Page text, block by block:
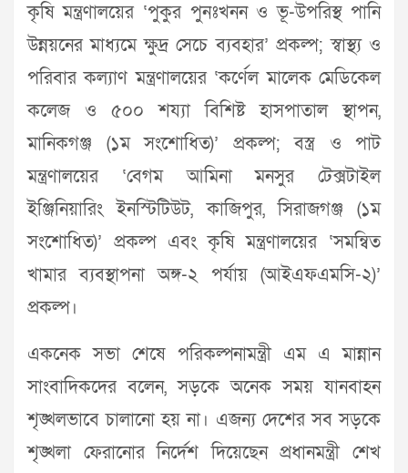
কৃষি মন্ত্রণালয়ের ‘পুকুর পুনঃখনন ও ভূ-উপরিস্থ পানি
উন্নয়নের মাধ্যমে ক্ষুদ্র সেচে ব্যবহার’ প্রকল্প; স্বাস্থ্য ও
পরিবার কল্যাণ মন্ত্রণালয়ের ‘কর্ণেল মালেক মেডিকেল
কলেজ ও ৫০০ শয্যা বিশিষ্ট হাসপাতাল স্থাপন,
মানিকগঞ্জ (১ম সংশোধিত)’ প্রকল্প; বস্ত্র ও পাট
মন্ত্রণালয়ের ‘বেগম আমিনা মনসুর টেক্সটাইল
ইঞ্জিনিয়ারিং ইনস্টিটিউট, কাজিপুর, সিরাজগঞ্জ (১ম
সংশোধিত)’ প্রকল্প এবং কৃষি মন্ত্রণালয়ের ‘সমন্বিত
খামার ব্যবস্থাপনা অঙ্গ-২ পর্যায় (আইএফএমসি-২)’
প্রকল্প।
একনেক সভা শেষে পরিকল্পনামন্ত্রী এম এ মান্নান
সাংবাদিকদের বলেন, সড়কে অনেক সময় যানবাহন
শৃঙ্খলভাবে চালানো হয় না। এজন্য দেশের সব সড়কে
শৃঙ্খলা ফেরানোর নির্দেশ দিয়েছেন প্রধানমন্ত্রী শেখ